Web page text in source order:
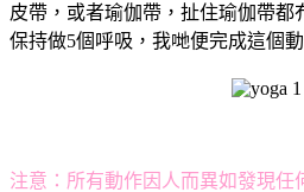
皮帶，或者瑜伽帶，扯住瑜伽帶都
保持做5個呼吸，我哋便完成這個動
注意：所有動作因人而異如發現任